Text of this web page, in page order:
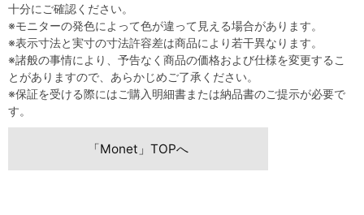
十分にご確認ください。
※モニターの発色によって色が違って見える場合があります。
※表示寸法と実寸の寸法許容差は商品により若干異なります。
※諸般の事情により、予告なく商品の価格および仕様を変更するこ
とがありますので、あらかじめご了承ください。
※保証を受ける際にはご購入明細書または納品書のご提示が必要で
す。
「Monet」TOPへ